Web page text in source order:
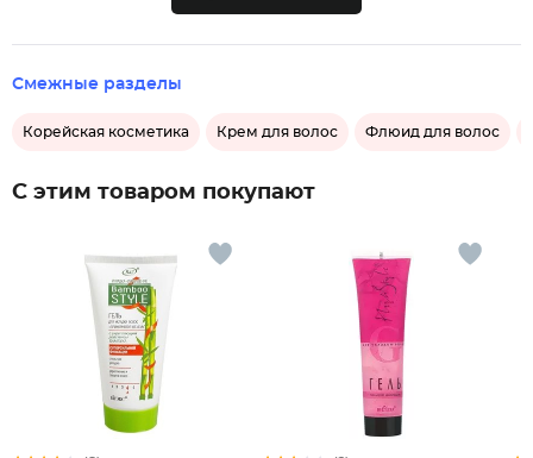
Смежные разделы
Корейская косметика Крем для волос Флюид для волос
С этим товаром покупают